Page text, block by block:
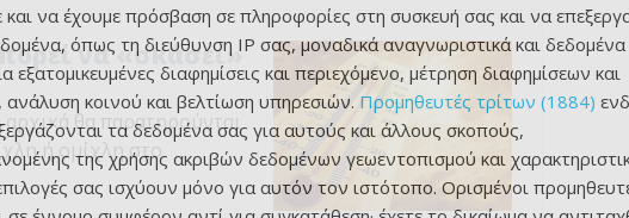
να «σκάσει»
θα παρατηρούνται
ή ομίχλη στο
να έχουμε πρόσβαση σε πληροφορίες στη συσκευή σας και να
όπως τη διεύθυνση IP σας, μοναδικά αναγνωριστικά και δεδομένα
εξατομικευμένες διαφημίσεις και περιεχόμενο, μέτρηση διαφημίσεων και
ανάλυση κοινού και βελτίωση υπηρεσιών. Προμηθευτές τρίτων (1884)
τα δεδομένα σας για αυτούς και άλλους σκοπούς,
της χρήσης ακριβών δεδομένων γεωεντοπισμού και
σας ισχύουν μόνο για αυτόν τον ιστότοπο. Ορισμένοι